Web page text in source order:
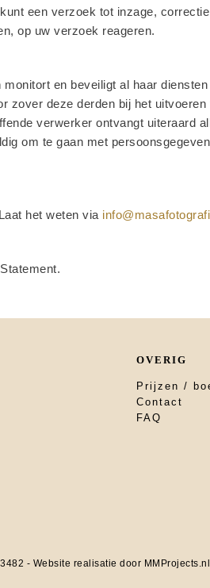
een verzoek tot inzage,
op uw verzoek reageren.
en beveiligt al haar
zover deze derden bij het
verwerker ontvangt uiteraard
om te gaan met
het weten via
OVERIG
Prijzen /
Contact
FAQ
- Website realisatie door MMProjects.nl